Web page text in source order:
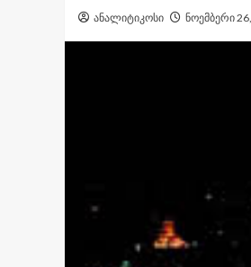
ანალიტიკოსი ნოემბერი